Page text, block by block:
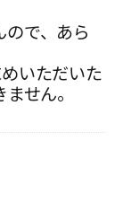
で、あら
いただいた
せん。